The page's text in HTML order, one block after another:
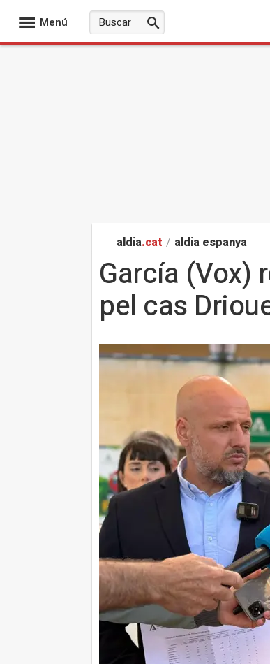
Menú
aldia.cat / aldia espanya
García (Vox)
pel cas